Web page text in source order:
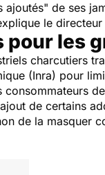
ajoutés" de ses
le
pour les
charcutiers
(Inra) pour
de certains
de la masquer